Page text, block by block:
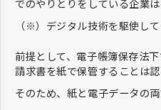
でのやりとりをしている企業は
（※）デジタル技術を駆使し
前提として、電子帳簿保存法
請求書を紙で保管することは認
そのため、紙と電子データの